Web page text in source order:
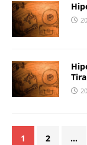
1 2 …